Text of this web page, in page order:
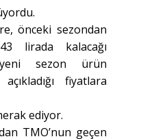
önceki sezondan
lirada kalacağı
sezon ürün
fiyatlara
ediyor.
TMO’nun geçen